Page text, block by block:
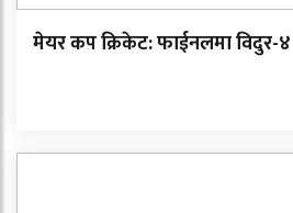
मेयर कप क्रिकेट: फाईनलमा विदुर-४